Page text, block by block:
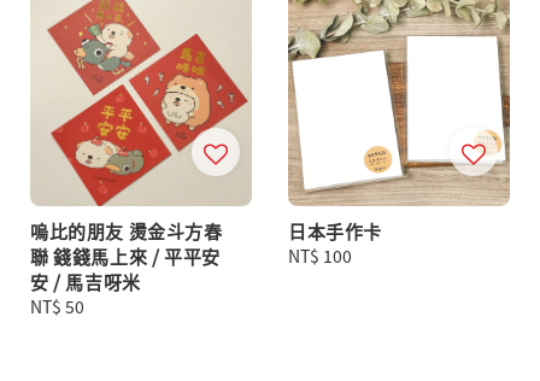
嗚比的朋友 燙金斗方春
聯 錢錢馬上來 / 平平安
安 / 馬吉呀米
Regular
NT$ 50
日本手作卡
Regular
NT$ 100